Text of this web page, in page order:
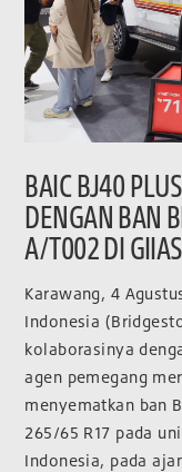
BAIC BJ40
DENGAN BAN
A/T002 DI
Karawang, 4
Indonesia
kolaborasinya
agen pemegang
menyematkan ban
265/65 R17 pada
Indonesia, pada